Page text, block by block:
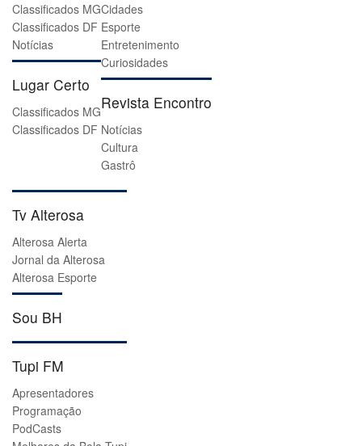
Classificados MG
Classificados DF
Notícias
Lugar Certo
Classificados MG
Classificados DF
Cidades
Esporte
Entretenimento
Curiosidades
Revista Encontro
Notícias
Cultura
Gastrô
Tv Alterosa
Alterosa Alerta
Jornal da Alterosa
Alterosa Esporte
Sou BH
Tupi FM
Apresentadores
Programação
PodCasts